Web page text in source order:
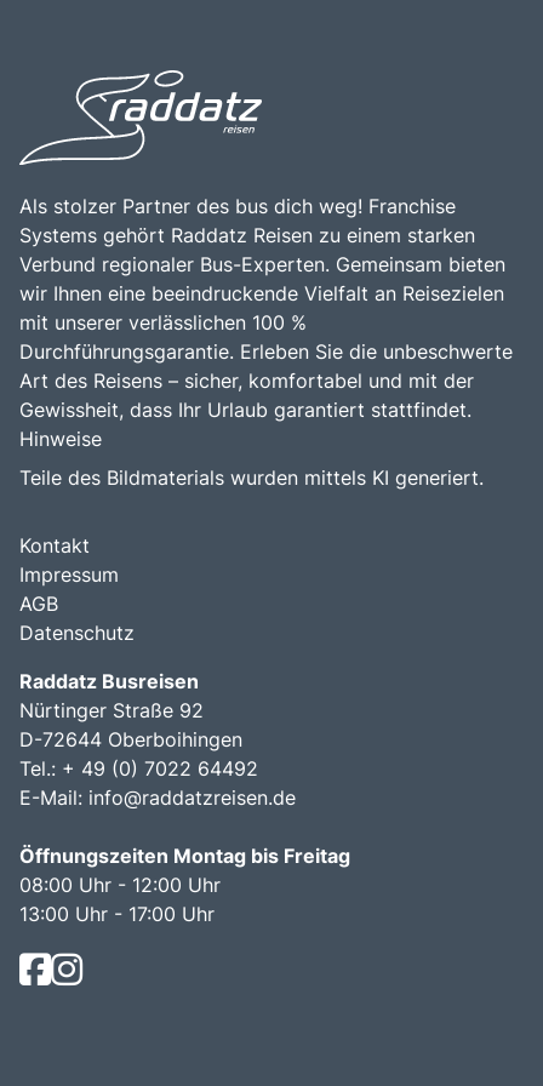
unvergesslichen Erlebnis für jeden Reisenden.
bereichernden Erlebnis für alle, die die Schönheit und
Vielfalt der italienischen Landschaft entdecken möchten.
Als stolzer Partner des bus dich weg! Franchise
Systems gehört Raddatz Reisen zu einem starken
Verbund regionaler Bus-Experten. Gemeinsam bieten
wir Ihnen eine beeindruckende Vielfalt an Reisezielen
mit unserer verlässlichen 100 %
Durchführungsgarantie. Erleben Sie die unbeschwerte
Art des Reisens – sicher, komfortabel und mit der
Gewissheit, dass Ihr Urlaub garantiert stattfindet.
Hinweise
Teile des Bildmaterials wurden mittels KI generiert.
Kontakt
Impressum
AGB
Datenschutz
Raddatz Busreisen
Nürtinger Straße 92
D-72644 Oberboihingen
Tel.: + 49 (0) 7022 64492
E-Mail: info@raddatzreisen.de
Öffnungszeiten Montag bis Freitag
08:00 Uhr - 12:00 Uhr
13:00 Uhr - 17:00 Uhr